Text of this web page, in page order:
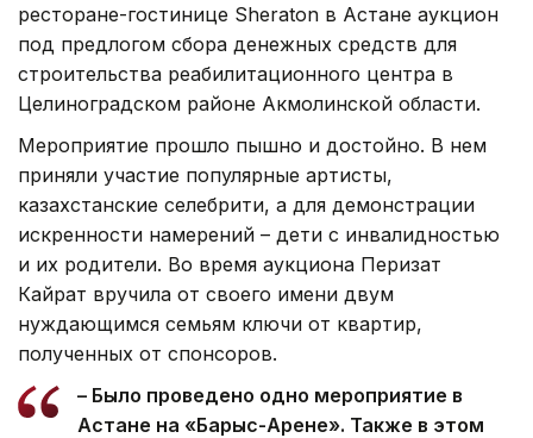
ресторане-гостинице Sheraton в Астане аукцион
под предлогом сбора денежных средств для
строительства реабилитационного центра в
Целиноградском районе Акмолинской области.
Мероприятие прошло пышно и достойно. В нем
приняли участие популярные артисты,
казахстанские селебрити, а для демонстрации
искренности намерений – дети с инвалидностью
и их родители. Во время аукциона Перизат
Кайрат вручила от своего имени двум
нуждающимся семьям ключи от квартир,
полученных от спонсоров.
– Было проведено одно мероприятие в
Астане на «Барыс-Арене». Также в этом